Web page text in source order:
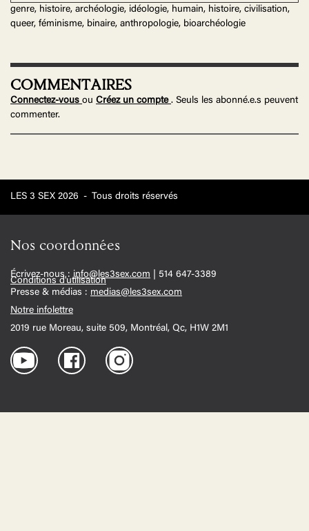
genre, histoire, archéologie, idéologie, humain, histoire, civilisation,
queer, féminisme, binaire, anthropologie, bioarchéologie
COMMENTAIRES
Connectez-vous ou Créez un compte . Seuls les abonné.e.s peuvent
commenter.
LES 3 SEX 2026 - Tous droits réservés
Conditions d'utilisation
Nos coordonnées
Écrivez-nous :info@les3sex.com | 514 647-3389
Presse & médias : medias@les3sex.com
Notre infolettre
2019 rue Moreau, suite 509, Montréal, Qc, H1W 2M1